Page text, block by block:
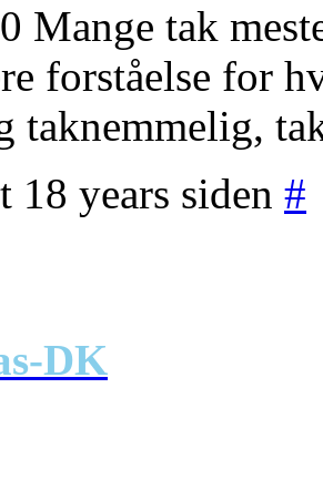
Mange tak
forståelse for
taknemmelig,
18 years siden #
DK